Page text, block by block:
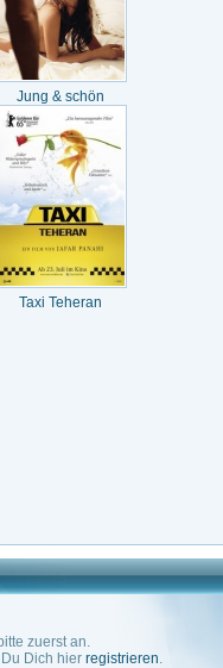
Jung & schön
Taxi Teheran
zuerst an.
Dich hier registrieren.